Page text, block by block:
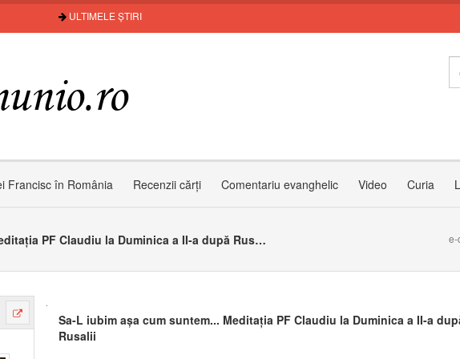
ULTIMELE ȘTIRI
Francisc în România Recenzii cărți Comentariu evanghelic Video Curia
Sa-L iubim așa cum suntem... Meditația PF Claudiu la Duminica a II-a după Rusalii e-
Sa-L iubim așa cum suntem... Meditația PF Claudiu la Duminica a II-a
Rusalii